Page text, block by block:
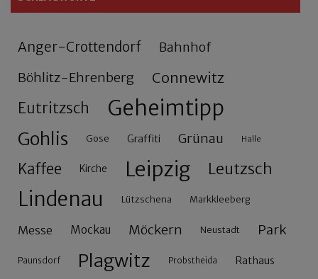
Anger-Crottendorf Bahnhof
Böhlitz-Ehrenberg Connewitz
Eutritzsch Geheimtipp
Gohlis Gose Graffiti Grünau Halle
Kaffee Kirche Leipzig Leutzsch
Lindenau Lützschena Markkleeberg
Messe Mockau Möckern Neustadt Park
Paunsdorf Plagwitz Probstheida Rathaus